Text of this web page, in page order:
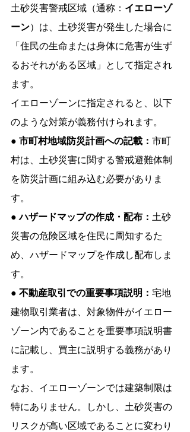
土砂災害警戒区域（通称： イエローゾ
ーン）は、土砂災害が発生した場合に
「住民の生命または身体に危害が生ず
るおそれがある区域」として指定され
ます。
イエローゾーンに指定されると、以下
のような対策が義務付けられます。
● 市町村地域防災計画への記載： 市町
村は、土砂災害に関する警戒避難体制
を防災計画に組み込む必要がありま
す。
● ハザードマップの作成・配布： 土砂
災害の危険区域を住民に周知するた
め、ハザードマップを作成し配布しま
す。
● 不動産取引での重要事項説明： 宅地
建物取引業者は、対象物件がイエロー
ゾーン内であることを重要事項説明書
に記載し、買主に説明する義務があり
ます。
なお、イエローゾーンでは建築制限は
特にありません。しかし、土砂災害の
リスクが高い区域であることに変わり